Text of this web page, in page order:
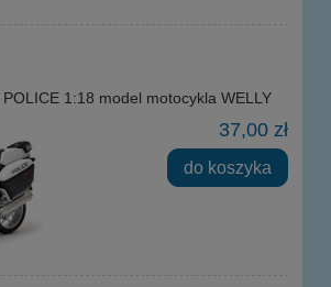
1:18 model motocykla WELLY
37,00 zł
do koszyka